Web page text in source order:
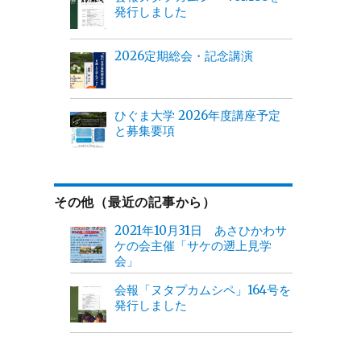
発行しました
2026定期総会・記念講演
ひぐま大学 2026年度講座予定
と募集要項
その他（最近の記事から）
2021年10月31日 あさひかわサ
ケの会主催「サケの遡上見学
会」
会報「ヌタプカムシペ」164号を
発行しました